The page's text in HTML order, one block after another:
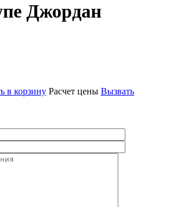
Джордан
в корзину Расчет цены Вызвать